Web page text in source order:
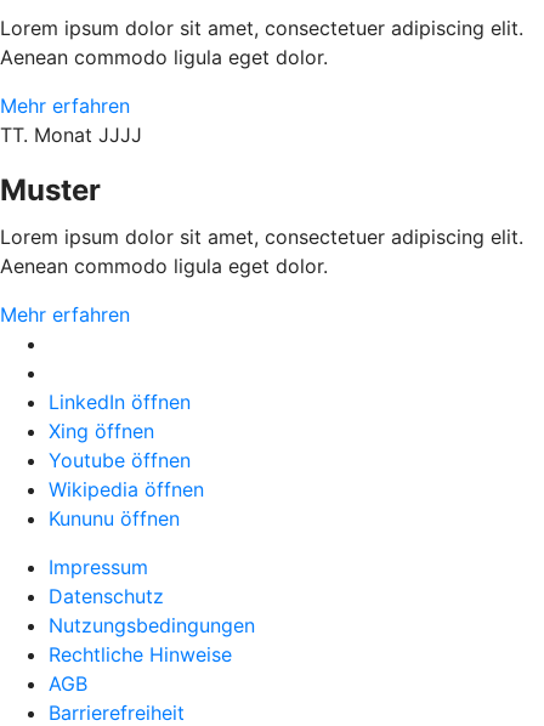
Lorem ipsum dolor sit amet, consectetuer adipiscing elit.
Aenean commodo ligula eget dolor.
Mehr erfahren
TT. Monat JJJJ
Muster
Lorem ipsum dolor sit amet, consectetuer adipiscing elit.
Aenean commodo ligula eget dolor.
Mehr erfahren
LinkedIn öffnen
Xing öffnen
Youtube öffnen
Wikipedia öffnen
Kununu öffnen
Impressum
Datenschutz
Nutzungsbedingungen
Rechtliche Hinweise
AGB
Barrierefreiheit